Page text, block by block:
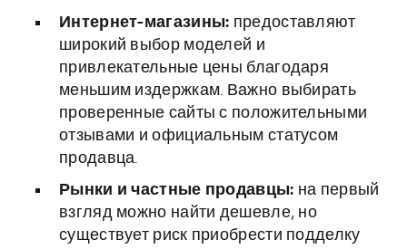
Интернет-магазины: предоставляют
широкий выбор моделей и
привлекательные цены благодаря
меньшим издержкам. Важно выбирать
проверенные сайты с положительными
отзывами и официальным статусом
продавца.
Рынки и частные продавцы: на первый
взгляд можно найти дешевле, но
существует риск приобрести подделку